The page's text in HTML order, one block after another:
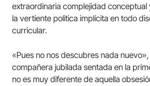
extraordinaria complejidad
la vertiente política implícita en todo
curricular.
«Pues no nos descubres nada
compañera jubilada sentada en la
no es muy diferente de aquella